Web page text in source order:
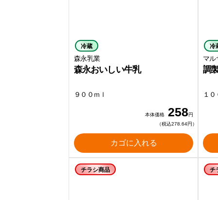
冷蔵
森永乳業
森永おいしい牛乳
９００ｍｌ
本体価格 258円
（税込278.64円）
カゴに入れる
冷
マル
調
１
チラシ商品 チ